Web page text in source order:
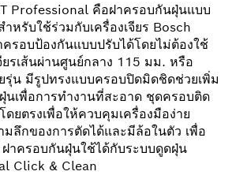
Professional คือฝาครอบกันฝุ่นแบบ
หรับใช้ร่วมกับเครื่องเจียร Bosch
รอบป้องกันแบบปรับได้โดยไม่ต้องใช้
ยรเส้นผ่านศูนย์กลาง 115 มม. หรือ
น มีรูปทรงแบบครอบปิดมิดชิดช่วยเพิ่ม
นเพื่อการทำงานที่สะอาด ชุดครอบติด
ดยตรงเพื่อให้ควบคุมเครื่องมือง่าย
ลึกของการตัดได้และมีล้อในตัว เพื่อ
าครอบกันฝุ่นใช้ได้กับระบบดูดฝุ่น
Click & Clean